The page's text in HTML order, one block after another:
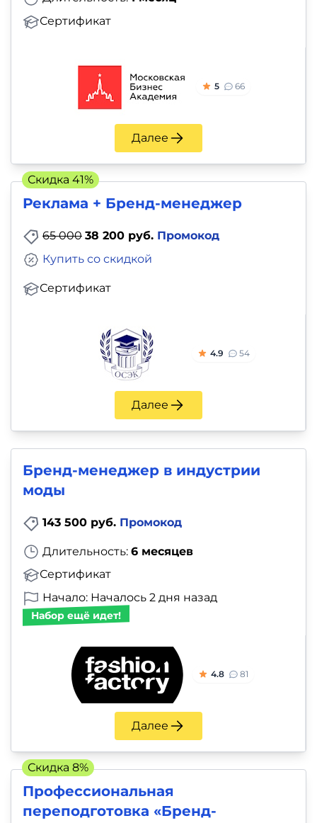
Сертификат
5 66
Далее
Реклама + Бренд-менеджер
65 000 38 200 руб. Промокод
Сертификат
Купить со скидкой
4.9 54
Далее
Скидка 41%
Бренд-менеджер в индустрии
моды
143 500 руб. Промокод
Длительность: 6 месяцев
Сертификат
Начало: Началось 2 дня назад
Набор ещё идет!
4.8 81
Далее
Профессиональная
переподготовка «Бренд-
Скидка 8%